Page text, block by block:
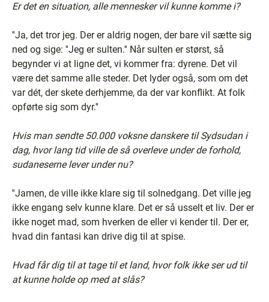
Er det en situation, alle mennesker vil kunne komme i?
''Ja, det tror jeg. Der er aldrig nogen, der bare vil sætte sig
ned og sige: ''Jeg er sulten.'' Når sulten er størst, så
begynder vi at ligne det, vi kommer fra: dyrene. Det vil
være det samme alle steder. Det lyder også, som om det
var dét, der skete derhjemme, da der var konflikt. At folk
opførte sig som dyr.''
Hvis man sendte 50.000 voksne danskere til Sydsudan i
dag, hvor lang tid ville de så overleve under de forhold,
sudaneserne lever under nu?
''Jamen, de ville ikke klare sig til solnedgang. Det ville jeg
ikke engang selv kunne klare. Det er så usselt et liv. Der er
ikke noget mad, som hverken de eller vi kender til. Der er,
hvad din fantasi kan drive dig til at spise.
Hvad får dig til at tage til et land, hvor folk ikke ser ud til
at kunne holde op med at slås?